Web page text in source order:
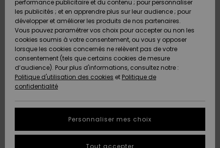
Snow
Nouveautés
A
Découvrir
Snow
Nouveautés
A
Découvrir
Communauté
Femme
A
Découvrir
Communauté
OUTLET
AIDE &
CONTACT
Cadeau
Quiksilver
Freedom
Protection
des
tailles
MAGASINS
QUIKSILVER
performance publicitaire et du contenu ; pour personnaliser
les publicités ; et en apprendre plus sur leur audience ; pour
développer et améliorer les produits de nos partenaires.
Vous pouvez paramétrer vos choix pour accepter ou non les
cookies soumis à votre consentement, ou vous y opposer
lorsque les cookies concernés ne relèvent pas de votre
consentement (tels que certains cookies de mesure
d’audience). Pour plus d'informations, consultez notre :
Politique d'utilisation des cookies et Politique de
confidentialité
Personnaliser mes choix
Tout accepter